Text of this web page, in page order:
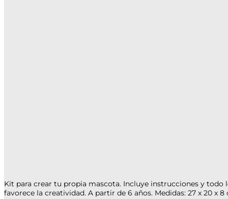
Kit para crear tu propia mascota. Incluye instrucciones y todo
favorece la creatividad. A partir de 6 años. Medidas: 27 x 20 x 8